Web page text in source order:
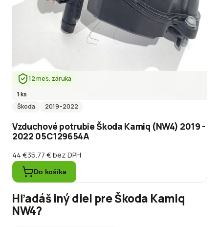
12 mes. záruka
1 ks
Škoda
2019–2022
Vzduchové potrubie Škoda Kamiq (NW4) 2019 -
2022 05C129654A
44 €35.77 €bez DPH
Do košíka
Hľadáš iný diel preŠkoda Kamiq
NW4?